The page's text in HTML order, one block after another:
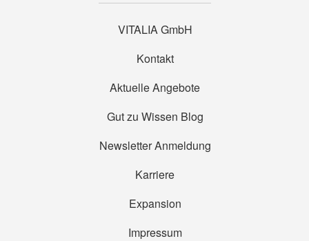
VITALIA GmbH
Kontakt
Aktuelle Angebote
Gut zu Wissen Blog
Newsletter Anmeldung
Karriere
Expansion
Impressum